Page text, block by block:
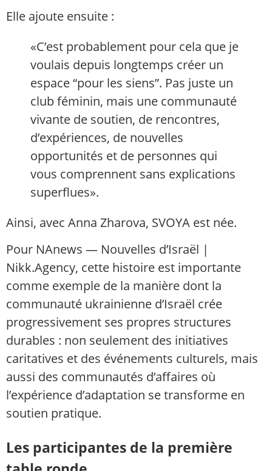
Elle ajoute ensuite :
«C’est probablement pour cela que je
voulais depuis longtemps créer un
espace “pour les siens”. Pas juste un
club féminin, mais une communauté
vivante de soutien, de rencontres,
d’expériences, de nouvelles
opportunités et de personnes qui
vous comprennent sans explications
superflues».
Ainsi, avec Anna Zharova, SVOYA est née.
Pour NAnews — Nouvelles d’Israël |
Nikk.Agency, cette histoire est importante
comme exemple de la manière dont la
communauté ukrainienne d’Israël crée
progressivement ses propres structures
durables : non seulement des initiatives
caritatives et des événements culturels, mais
aussi des communautés d’affaires où
l’expérience d’adaptation se transforme en
soutien pratique.
Les participantes de la première